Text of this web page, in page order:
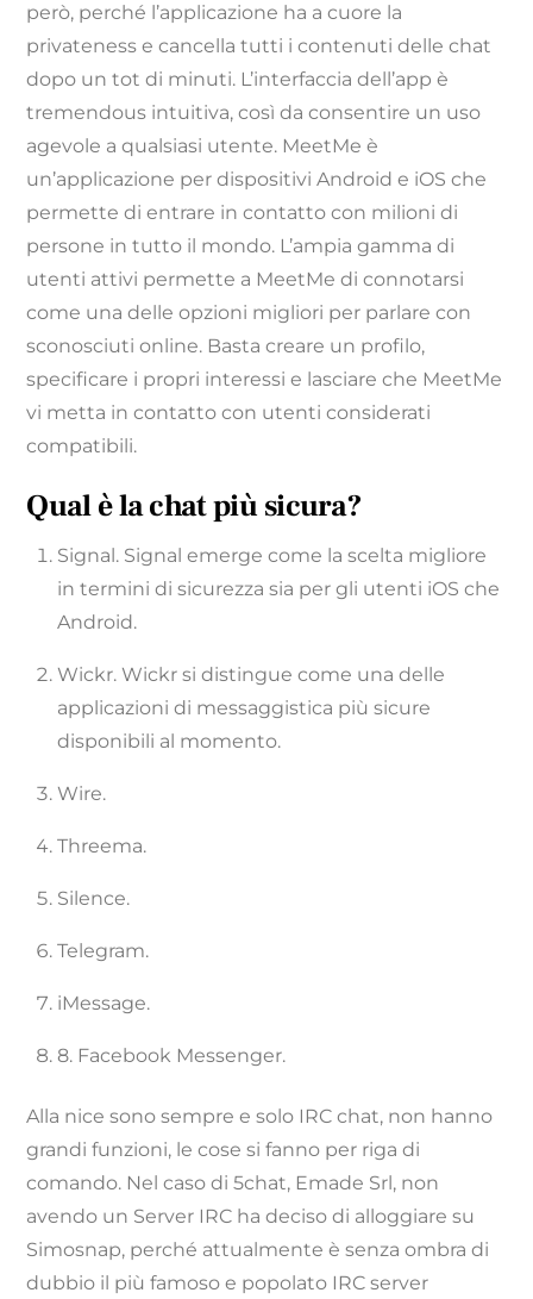
però, perché l’applicazione ha a cuore la
privateness e cancella tutti i contenuti delle chat
dopo un tot di minuti. L’interfaccia dell’app è
tremendous intuitiva, così da consentire un uso
agevole a qualsiasi utente. MeetMe è
un’applicazione per dispositivi Android e iOS che
permette di entrare in contatto con milioni di
persone in tutto il mondo. L’ampia gamma di
utenti attivi permette a MeetMe di connotarsi
come una delle opzioni migliori per parlare con
sconosciuti online. Basta creare un profilo,
specificare i propri interessi e lasciare che MeetMe
vi metta in contatto con utenti considerati
compatibili.
Qual è la chat più sicura?
Signal. Signal emerge come la scelta migliore
in termini di sicurezza sia per gli utenti iOS che
Android.
Wickr. Wickr si distingue come una delle
applicazioni di messaggistica più sicure
disponibili al momento.
Wire.
Threema.
Silence.
Telegram.
iMessage.
8. Facebook Messenger.
Alla nice sono sempre e solo IRC chat, non hanno
grandi funzioni, le cose si fanno per riga di
comando. Nel caso di 5chat, Emade Srl, non
avendo un Server IRC ha deciso di alloggiare su
Simosnap, perché attualmente è senza ombra di
dubbio il più famoso e popolato IRC server